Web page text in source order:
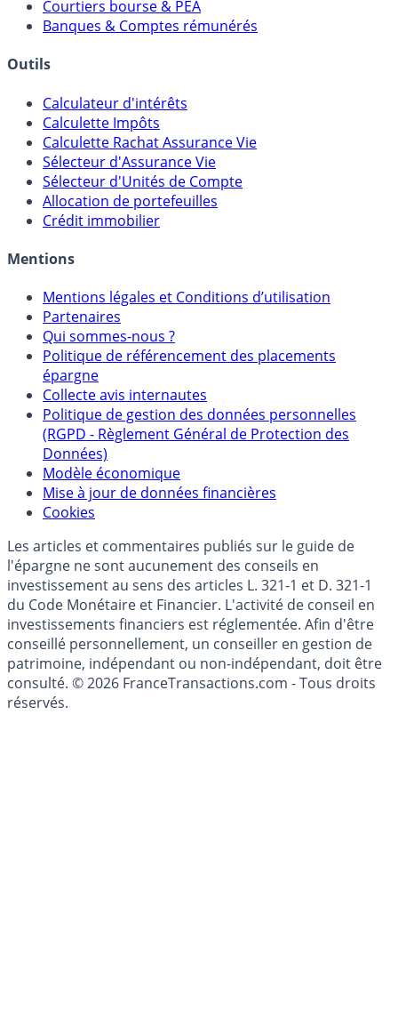
Meilleurs PER
Banques & Comptes rémunérés
Outils
Calculateur d'intérêts
Calculette Impôts
Calculette Rachat Assurance Vie
Sélecteur d'Assurance Vie
Sélecteur d'Unités de Compte
Crédit immobilier
Mentions
Mentions légales et Conditions d’utilisation
Partenaires
Qui sommes-nous ?
Politique de référencement des placements
épargne
Collecte avis internautes
Politique de gestion des données personnelles
(RGPD - Règlement Général de Protection des
Données)
Modèle économique
Cookies
Les articles et commentaires publiés sur le guide de
l'épargne ne sont aucunement des conseils en
investissement au sens des articles L. 321-1 et D. 321-1
du Code Monétaire et Financier. L'activité de conseil en
investissements financiers est réglementée. Afin d'être
conseillé personnellement, un conseiller en gestion de
patrimoine, indépendant ou non-indépendant, doit être